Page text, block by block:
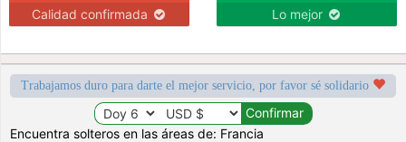
Calidad confirmada Lo mejor
Trabajamos duro para darte el mejor servicio, por favor sé solidario
Encuentra solteros en las áreas de: Francia